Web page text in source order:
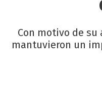
Con motivo de
mantuvieron un